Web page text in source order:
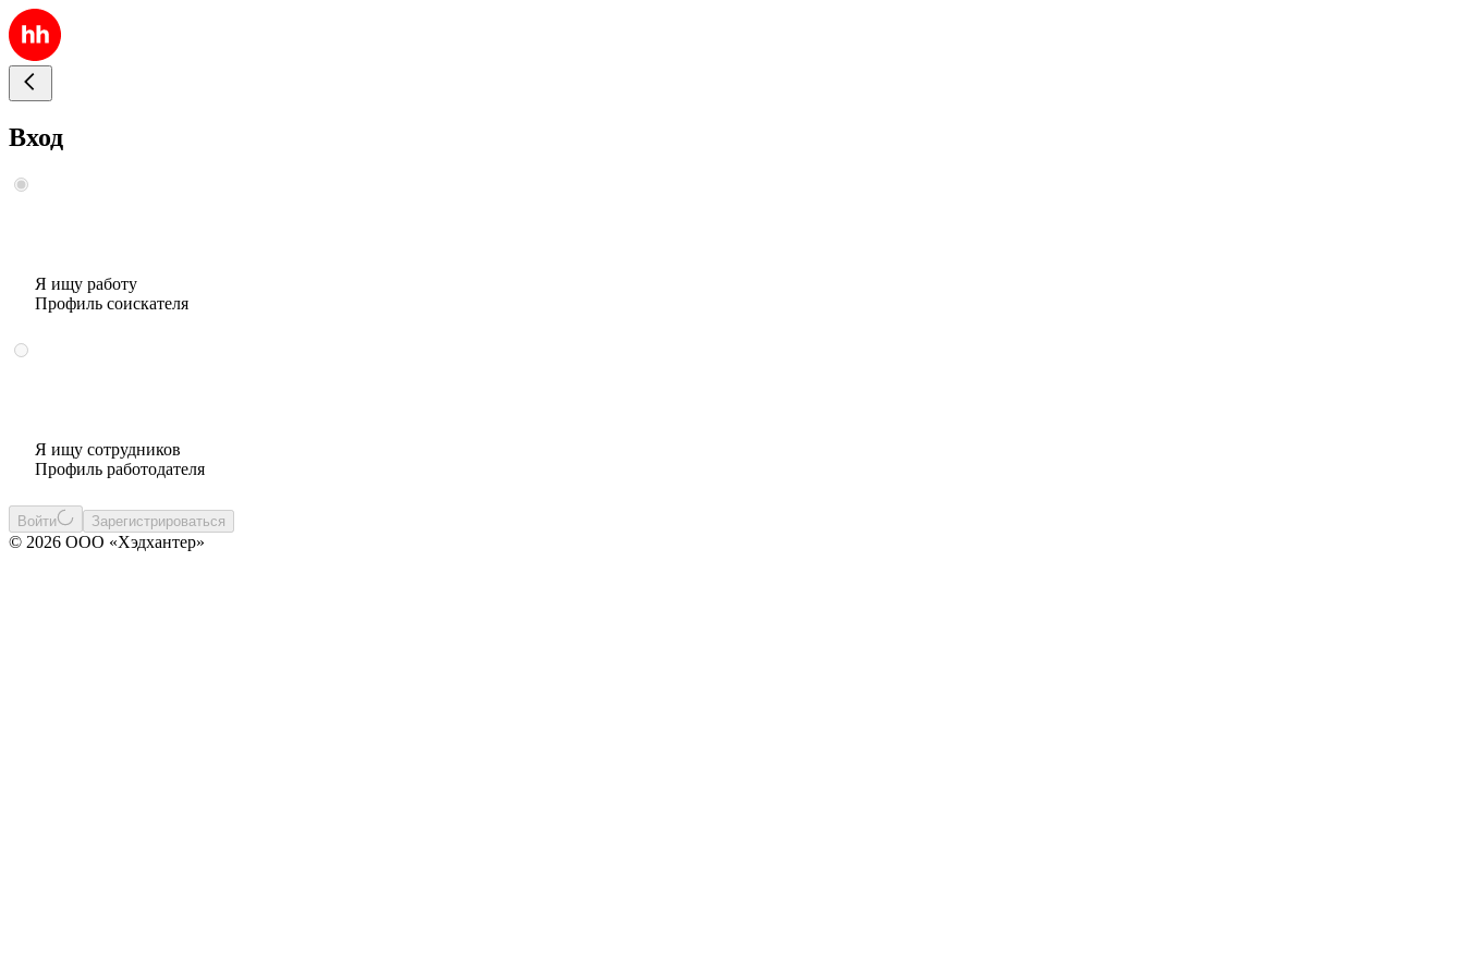
Вход
Я ищу работу
Профиль соискателя
Я ищу сотрудников
Профиль работодателя
Войти Зарегистрироваться
© 2026 ООО «Хэдхантер»